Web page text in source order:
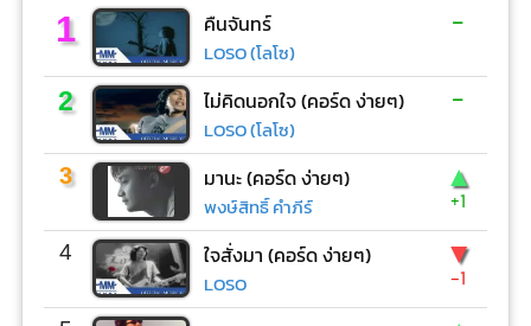
1 คืนจันทร์
LOSO (โลโซ)
-
2 ไม่คิดนอกใจ (คอร์ด ง่ายๆ)
LOSO (โลโซ)
-
3 มานะ (คอร์ด ง่ายๆ)
พงษ์สิทธิ์ คำภีร์
▲
+1
4 ใจสั่งมา (คอร์ด ง่ายๆ)
LOSO
▼
-1